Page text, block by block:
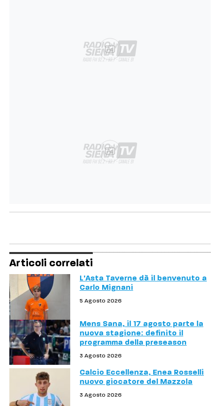
Ad
Ad
Articoli correlati
L'Asta Taverne dà il benvenuto a
Carlo Mignani
5 Agosto 2026
Mens Sana, il 17 agosto parte la
nuova stagione: definito il
programma della preseason
3 Agosto 2026
Calcio Eccellenza, Enea Rosselli
nuovo giocatore del Mazzola
3 Agosto 2026